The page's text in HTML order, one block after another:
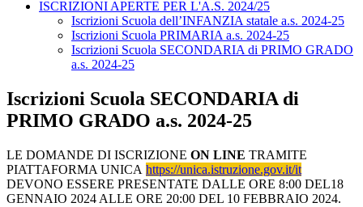
ISCRIZIONI APERTE PER L'A.S. 2024/25
Iscrizioni Scuola dell’INFANZIA statale a.s. 2024-25
Iscrizioni Scuola PRIMARIA a.s. 2024-25
Iscrizioni Scuola SECONDARIA di PRIMO GRADO
a.s. 2024-25
Iscrizioni Scuola SECONDARIA di
PRIMO GRADO a.s. 2024-25
LE DOMANDE DI ISCRIZIONE ON LINE TRAMITE
PIATTAFORMA UNICA https://unica.istruzione.gov.it/it
DEVONO ESSERE PRESENTATE DALLE ORE 8:00 DEL18
GENNAIO 2024 ALLE ORE 20:00 DEL 10 FEBBRAIO 2024.